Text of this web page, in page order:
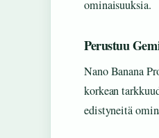
ominaisuuksia.
Perustuu
Nano Banana
korkean
edistyneitä